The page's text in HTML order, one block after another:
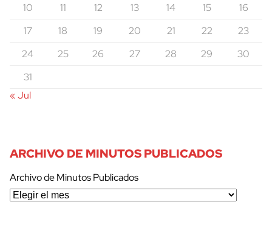
10
11 12 13 14 15
16
17
18 19 20 21 22
23
24
25 26 27 28 29
30
31
« Jul
ARCHIVO DE MINUTOS PUBLICADOS
Archivo de Minutos Publicados